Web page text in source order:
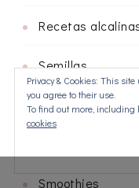
Recetas
Semillas
Sin gluten
Smoothies
Privacy & Cookies: This
you agree to their use.
To find out more, including
cookies